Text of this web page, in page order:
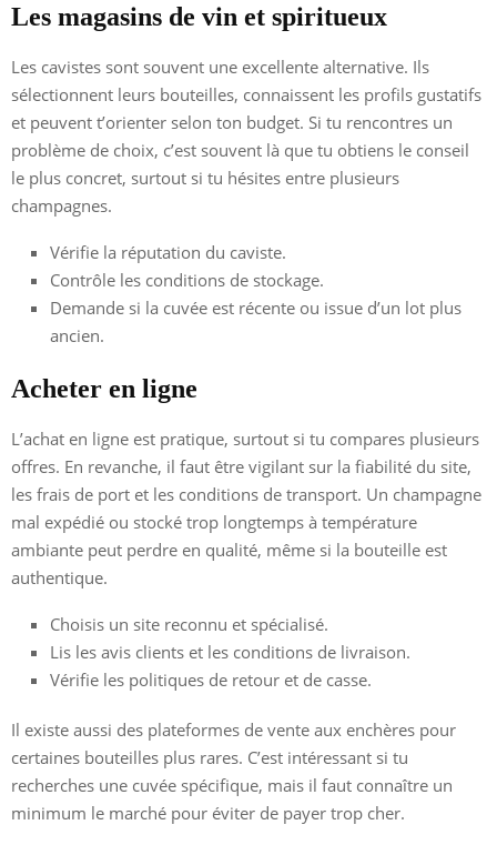
Les magasins de vin et spiritueux
Les cavistes sont souvent une excellente alternative. Ils
sélectionnent leurs bouteilles, connaissent les profils gustatifs
et peuvent t’orienter selon ton budget. Si tu rencontres un
problème de choix, c’est souvent là que tu obtiens le conseil
le plus concret, surtout si tu hésites entre plusieurs
champagnes.
Vérifie la réputation du caviste.
Contrôle les conditions de stockage.
Demande si la cuvée est récente ou issue d’un lot plus
ancien.
Acheter en ligne
L’achat en ligne est pratique, surtout si tu compares plusieurs
offres. En revanche, il faut être vigilant sur la fiabilité du site,
les frais de port et les conditions de transport. Un champagne
mal expédié ou stocké trop longtemps à température
ambiante peut perdre en qualité, même si la bouteille est
authentique.
Choisis un site reconnu et spécialisé.
Lis les avis clients et les conditions de livraison.
Vérifie les politiques de retour et de casse.
Il existe aussi des plateformes de vente aux enchères pour
certaines bouteilles plus rares. C’est intéressant si tu
recherches une cuvée spécifique, mais il faut connaître un
minimum le marché pour éviter de payer trop cher.